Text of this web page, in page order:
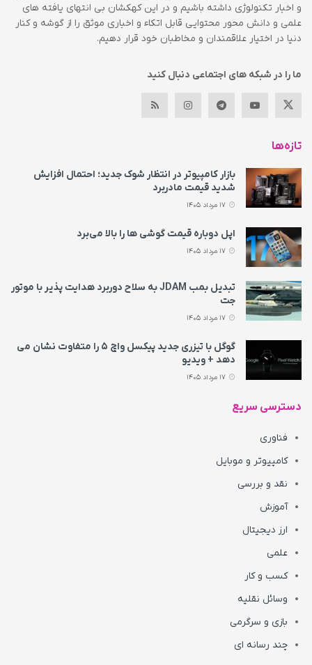
و اخبار تکنولوژی داشته باشیم و در این کهکشان بی انتهای یافته های
علمی و دانش محور محتوایی قابل اتکاء و اخباری موثق را از گوشه و کنار
دنیا در اختیار علاقمندان و مخاطبان خود قرار دهیم.
ما را در شبکه های اجتماعی دنبال کنید
تازه‌ها
بازار کامپیوتر در انتظار شوک جدید؛ احتمال افزایش
شدید قیمت مادربرد
اپل دوباره قیمت‌ گوشی ها را بالا می‌برد
تبدیل بمب JDAM به سلاح دوربرد هدایت پذیر با موتور
جت
گوگل با تیزری جدید پیکسل واچ ۵ را متفاوت نشان می‌
دهد + ویدیو
دسترسی سریع
فناوری
کامپیوتر و موبایل
نقد و بررسی
آموزش
ارز دیجیتال
علمی
کسب و کار
وسائل نقلیه
بازی و سرگرمی
چند رسانه ای